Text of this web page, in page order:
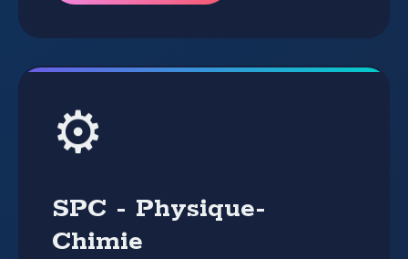
⚙️
SPC - Physique-
Chimie